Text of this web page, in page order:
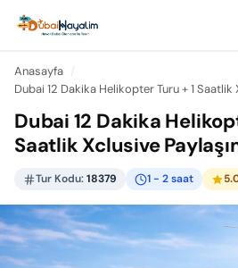
Anasayfa
Dubai 12 Dakika Helikopter Turu + 1 Saatlik
Dubai 12 Dakika
Saatlik Xclusive
Tur Kodu:18379 1 - 2 saat